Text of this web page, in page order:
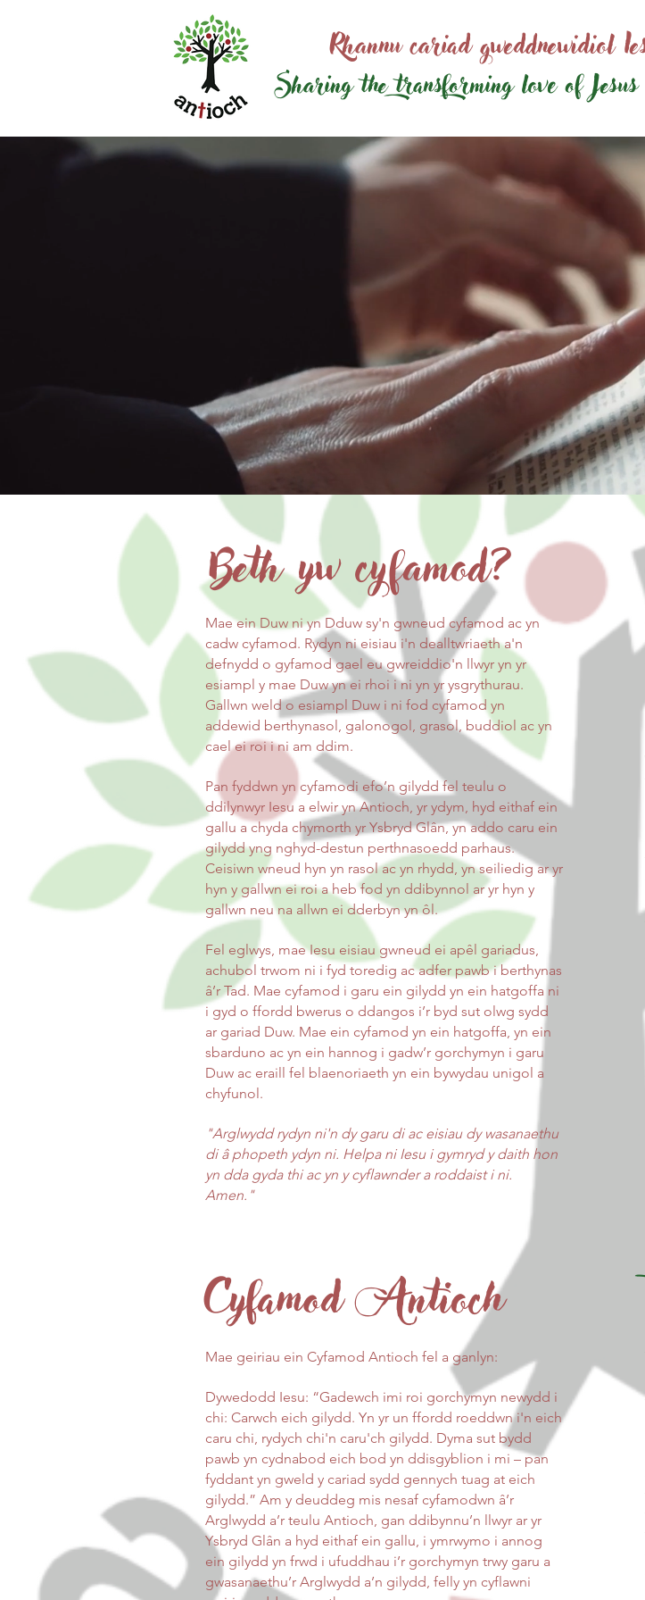
Sharing the transforming love of
Rhannu cariad
Beth yw cyfamod?
Mae ein Duw ni yn Dduw sy'n gwneud cyfamod ac yn
cadw cyfamod. Rydyn ni eisiau i'n dealltwriaeth a'n
defnydd o gyfamod gael eu gwreiddio'n llwyr yn yr
esiampl y mae Duw yn ei rhoi i ni yn yr ysgrythurau.
Gallwn weld o esiampl Duw i ni fod cyfamod yn
addewid berthynasol, galonogol, grasol, buddiol ac yn
cael ei roi i ni am ddim.
Pan fyddwn yn cyfamodi efo’n gilydd fel teulu o
ddilynwyr Iesu a elwir yn Antioch, yr ydym, hyd eithaf ein
gallu a chyda chymorth yr Ysbryd Glân, yn addo caru ein
gilydd yng nghyd-destun perthnasoedd parhaus.
Ceisiwn wneud hyn yn rasol ac yn rhydd, yn seiliedig ar yr
hyn y gallwn ei roi a heb fod yn ddibynnol ar yr hyn y
gallwn neu na allwn ei dderbyn yn ôl.
Fel eglwys, mae Iesu eisiau gwneud ei apêl gariadus,
achubol trwom ni i fyd toredig ac adfer pawb i berthynas
â’r Tad. Mae cyfamod i garu ein gilydd yn ein hatgoffa ni
i gyd o ffordd bwerus o ddangos i’r byd sut olwg sydd
ar gariad Duw. Mae ein cyfamod yn ein hatgoffa, yn ein
sbarduno ac yn ein hannog i gadw’r gorchymyn i garu
Duw ac eraill fel blaenoriaeth yn ein bywydau unigol a
chyfunol.
"Arglwydd rydyn ni'n dy garu di ac eisiau dy wasanaethu
di â phopeth ydyn ni. Helpa ni Iesu i gymryd y daith hon
yn dda gyda thi ac yn y cyflawnder a roddaist i ni.
Amen."
Cyfamod Antioch
Mae geiriau ein Cyfamod Antioch fel a ganlyn:
Dywedodd Iesu: “Gadewch imi roi gorchymyn newydd i
chi: Carwch eich gilydd. Yn yr un ffordd roeddwn i'n eich
caru chi, rydych chi'n caru'ch gilydd. Dyma sut bydd
pawb yn cydnabod eich bod yn ddisgyblion i mi – pan
fyddant yn gweld y cariad sydd gennych tuag at eich
gilydd.” Am y deuddeg mis nesaf cyfamodwn â’r
Arglwydd a’r teulu Antioch, gan ddibynnu’n llwyr ar yr
Ysbryd Glân a hyd eithaf ein gallu, i ymrwymo i annog
ein gilydd yn frwd i ufuddhau i’r gorchymyn trwy garu a
gwasanaethu’r Arglwydd a’n gilydd, felly yn cyflawni